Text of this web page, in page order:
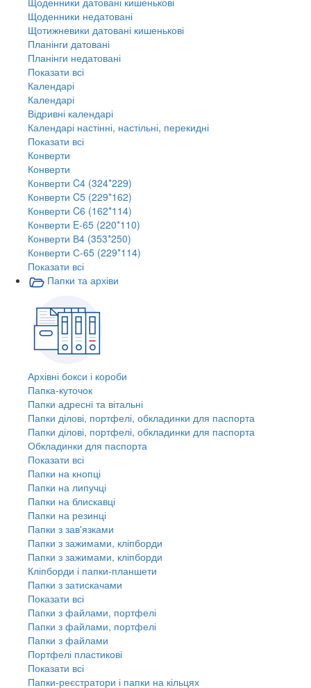
Щоденники недатовані
Щотижневики датовані кишенькові
Планінги датовані
Планінги недатовані
Показати всі
Календарі
Календарі
Відривні календарі
Календарі настінні, настільні, перекидні
Показати всі
Конверти
Конверти
Конверти C4 (324*229)
Конверти C5 (229*162)
Конверти C6 (162*114)
Конверти E-65 (220*110)
Конверти В4 (353*250)
Конверти С-65 (229*114)
Показати всі
Папки та архіви
Архівні бокси і короби
Папка-куточок
Папки адресні та вітальні
Папки ділові, портфелі, обкладинки для паспорта
Папки ділові, портфелі, обкладинки для паспорта
Обкладинки для паспорта
Показати всі
Папки на кнопці
Папки на липучці
Папки на блискавці
Папки на резинці
Папки з зав'язками
Папки з зажимами, кліпборди
Папки з зажимами, кліпборди
Кліпборди і папки-планшети
Папки з затискачами
Показати всі
Папки з файлами, портфелі
Папки з файлами, портфелі
Папки з файлами
Портфелі пластикові
Показати всі
Папки-реєстратори і папки на кільцях